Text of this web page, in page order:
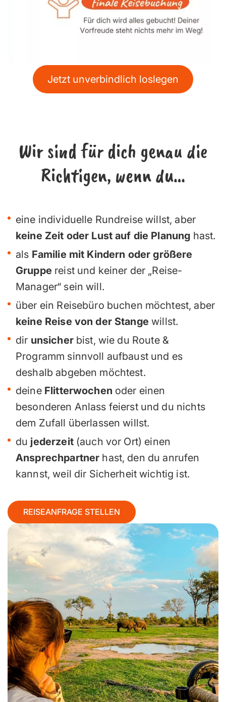
Jetzt unverbindlich loslegen
Wir sind für dich genau die
Richtigen, wenn du…
eine individuelle Rundreise willst, aber
keine Zeit oder Lust auf die Planung hast.
als Familie mit Kindern oder größere
Gruppe reist und keiner der „Reise-
Manager“ sein will.
über ein Reisebüro buchen möchtest, aber
keine Reise von der Stange willst.
dir unsicherbist, wie du Route &
Programm sinnvoll aufbaust und es
deshalb abgeben möchtest.
deine Flitterwochen oder einen
besonderen Anlass feierst und du nichts
dem Zufall überlassen willst.
du jederzeit(auch vor Ort) einen
Ansprechpartner hast, den du anrufen
kannst, weil dir Sicherheit wichtig ist.
REISEANFRAGE STELLEN